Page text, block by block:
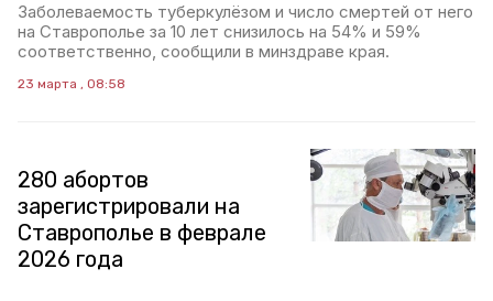
Заболеваемость туберкулёзом и число смертей от него
на Ставрополье за 10 лет снизилось на 54% и 59%
соответственно, сообщили в минздраве края.
23 марта , 08:58
280 абортов
зарегистрировали на
Ставрополье в феврале
2026 года